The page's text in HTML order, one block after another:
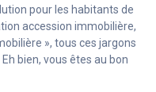
pour les habitants de
accession immobilière,
», tous ces jargons
bien, vous êtes au bon